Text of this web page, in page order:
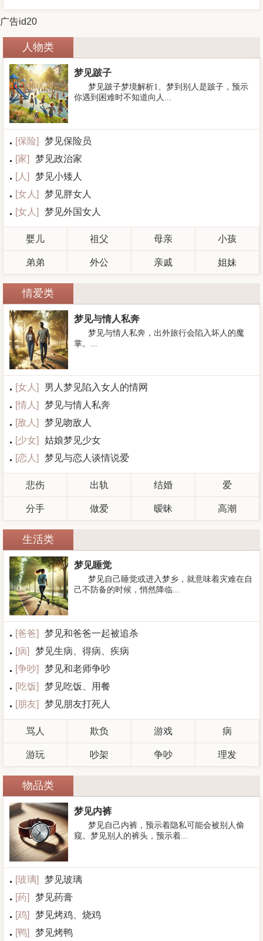
广告id20
人物类
梦见跛子
梦见跛子梦境解析1、梦到别人是跛子，预示
你遇到困难时不知道向人...
[保险]
梦见保险员
[家]
梦见政治家
[人 ]
梦见小矮人
[女人 ]
梦见胖女人
[女人 ] 梦见外国女人
婴儿 祖父 母亲 小孩
弟弟 外公 亲戚 姐妹
情爱类
梦见与情人私奔
梦见与情人私奔，出外旅行会陷入坏人的魔
掌。...
[女人 ]
男人梦见陷入女人的情网
[情人 ]
梦见与情人私奔
[敌人 ]
梦见吻敌人
[少女]
姑娘梦见少女
[恋人 ] 梦见与恋人谈情说爱
悲伤 出轨 结婚 爱
分手 做爱 暧昧 高潮
生活类
梦见睡觉
梦见自己睡觉或进入梦乡，就意味着灾难在自
己不防备的时候，悄然降临...
[爸爸]
梦见和爸爸一起被追杀
[病]
梦见生病、得病、疾病
[争吵]
梦见和老师争吵
[吃饭]
梦见吃饭、用餐
[朋友] 梦见朋友打死人
骂人 欺负 游戏 病
游玩 吵架 争吵 理发
物品类
梦见内裤
梦见自己内裤，预示着隐私可能会被别人偷
窥。梦见别人的裤头，预示着...
[玻璃]
梦见玻璃
[药]
梦见药膏
[鸡]
梦见烤鸡、烧鸡
[鸭] 梦见烤鸭